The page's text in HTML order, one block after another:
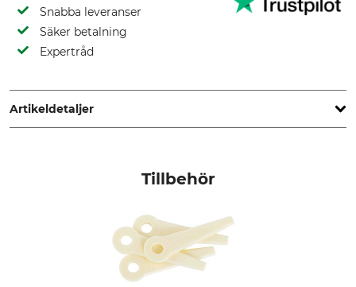
Snabba leveranser
Säker betalning
Expertråd
Artikeldetaljer
4006 710 2137
Tillbehör